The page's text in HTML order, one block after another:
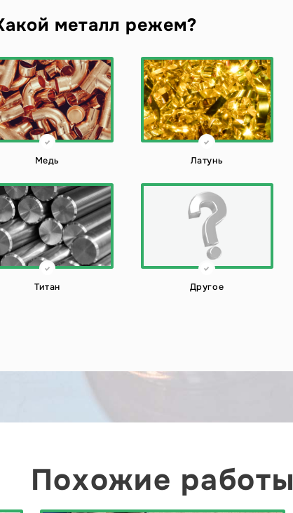
металл режем?
Медь Латунь
Титан Другое
Похожие работы